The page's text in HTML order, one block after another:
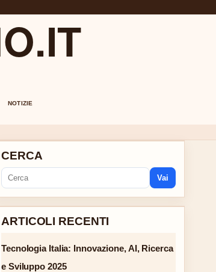
NOTIZIE
CERCA
Vai
ARTICOLI RECENTI
Tecnologia Italia: Innovazione, AI, Ricerca
e Sviluppo 2025